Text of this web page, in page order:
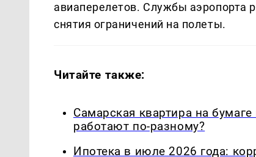
авиаперелетов. Службы аэропорта
снятия ограничений на полеты.
Читайте также:
Самарская квартира на
работают по-разному?
Ипотека в июле 2026 года: